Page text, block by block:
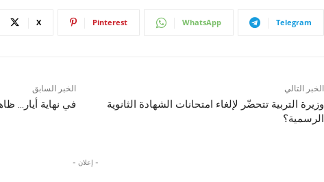
X Pinterest WhatsApp Telegram
الخبر السابق
في نهاية أيار…
الخبر التالي
وزيرة التربية تتحضّر لإلغاء امتحانات الشهادة الثانوية
الرسمية؟
- إعلان -